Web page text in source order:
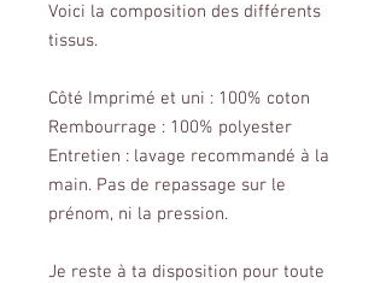
Voici la composition des différents
tissus.
Côté Imprimé et uni : 100% coton
Rembourrage : 100% polyester
Entretien : lavage recommandé à la
main. Pas de repassage sur le
prénom, ni la pression.
Je reste à ta disposition pour toute